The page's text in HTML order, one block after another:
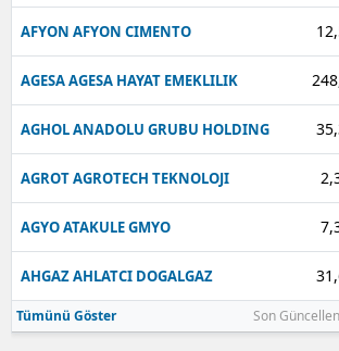
AFYON AFYON CIMENTO
AGESA AGESA HAYAT EMEKLILIK
AGHOL ANADOLU GRUBU HOLDING
AGROT AGROTECH TEKNOLOJI
AGYO ATAKULE GMYO
AHGAZ AHLATCI DOGALGAZ
Tümünü Göster Son